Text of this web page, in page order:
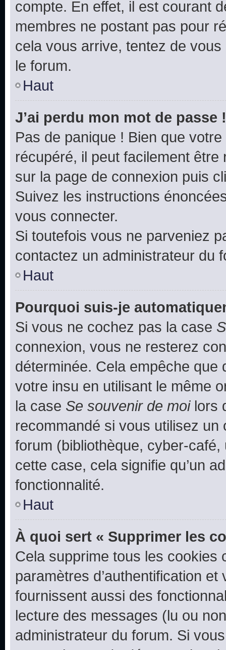
compte. En effet, il est courant
membres ne postant pas pour
cela vous arrive, tentez de
le forum.
Haut
J’ai perdu mon mot de passe !
Pas de panique ! Bien que
récupéré, il peut facilement
sur la page de connexion puis
Suivez les instructions
vous connecter.
Si toutefois vous ne parveniez
contactez un administrateur du
Haut
Pourquoi suis-je
Si vous ne cochez pas la case
connexion, vous ne resterez
déterminée. Cela empêche que
votre insu en utilisant le même
la case Se souvenir de moilors
recommandé si vous utilisez
forum (bibliothèque, cyber-
cette case, cela signifie qu’un
fonctionnalité.
Haut
À quoi sert « Supprimer les
Cela supprime tous les cookies
paramètres d’authentification
fournissent aussi des
lecture des messages (lu ou
administrateur du forum. Si